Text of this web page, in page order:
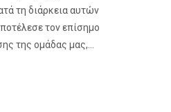
τη διάρκεια αυτών
τον επίσημο
της ομάδας μας,...